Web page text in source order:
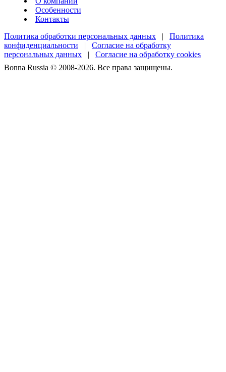
Особенности
Контакты
Политика обработки персональных данных | Политика
конфиденциальности | Согласие на обработку
персональных данных | Согласие на обработку cookies
Bonna Russia © 2008-2026. Все права защищены.